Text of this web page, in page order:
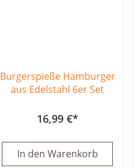
Burgerspieße Hamburger
aus Edelstahl 6er Set
16,99 €
In den Warenkorb